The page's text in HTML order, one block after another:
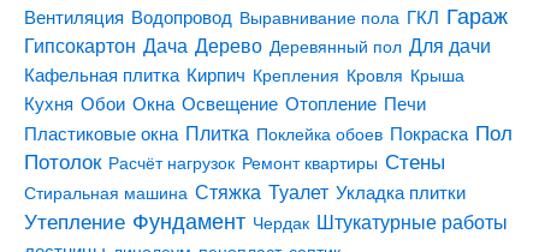
Вентиляция Водопровод Выравнивание пола ГКЛ Гараж
Гипсокартон Дача Дерево Деревянный пол Для дачи
Кафельная плитка Кирпич Крепления Кровля Крыша
Кухня Обои Окна Освещение Отопление Печи
Пластиковые окна Плитка Поклейка обоев Покраска Пол
Потолок Расчёт нагрузок Ремонт квартиры Стены
Стиральная машина Стяжка Туалет Укладка плитки
Утепление Фундамент Чердак Штукатурные работы